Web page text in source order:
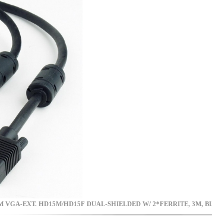
VGA-EXT. HD15M/HD15F DUAL-SHIELDED W/ 2*FERRITE, 3M,